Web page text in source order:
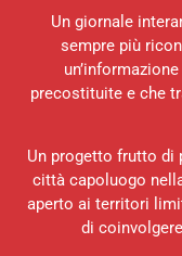
Un giornale
sempre più
precostituite e che
Un progetto frutto di
città capoluogo
aperto ai territori
di